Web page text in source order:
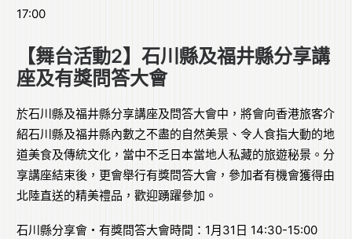
17:00
【舞台活動2】石川縣及福井縣分享講
座及有獎問答大會
於石川縣及福井縣分享講座及問答大會中，將會向香港旅客介
紹石川縣及福井縣內數之不盡的自然美景、令人食指大動的地
道美食及傳統文化，當中不乏日本當地人私藏的旅遊秘景。分
享講座結束後，更會舉行有獎問答大會，參加者有機會獲得由
北陸直送的精美禮品，歡迎踴躍參加。
石川縣分享會・有獎問答大會時間：1月31日 14:30-15:00